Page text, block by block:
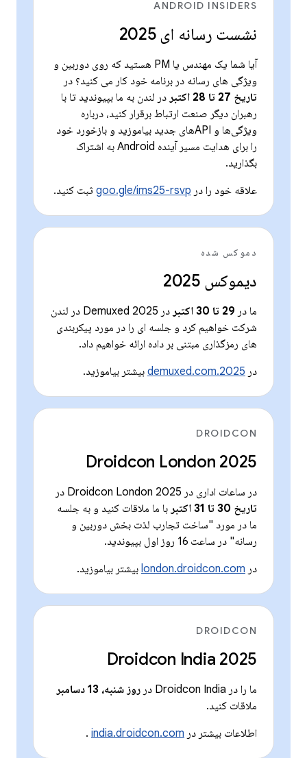
ANDROID INSIDERS
نشست رسانه ای 2025
آیا شما یک مهندس یا PM هستید که روی دوربین و
ویژگی های رسانه در برنامه خود کار می کنید؟ در
تاریخ 27 تا 28 اکتبر
در لندن به ما بپیوندید تا با
رهبران دیگر صنعت ارتباط برقرار کنید، درباره
ویژگی‌ها و APIهای جدید بیاموزید و بازخورد خود
را برای هدایت مسیر آینده Android به اشتراک
بگذارید.
علاقه خود را در goo.gle/ims25-rsvp ثبت کنید.
دموکس شده
دیموکس 2025
ما در 29 تا 30 اکتبر
در Demuxed 2025 در لندن
شرکت خواهیم کرد و جلسه ای را در مورد پیکربندی
های رمزگذاری مبتنی بر داده ارائه خواهیم داد.
در 2025.demuxed.com بیشتر بیاموزید.
DROIDCON
Droidcon London 2025
در ساعات اداری در Droidcon London 2025 در
تاریخ 30 تا 31 اکتبر
با ما ملاقات کنید و به جلسه
ما در مورد "ساخت تجارب لذت بخش دوربین و
رسانه" در ساعت 16 روز اول بپیوندید.
در london.droidcon.com بیشتر بیاموزید.
DROIDCON
Droidcon India 2025
ما را در Droidcon India در
روز شنبه، 13 دسامبر
ملاقات کنید.
اطلاعات بیشتر در india.droidcon.com
.